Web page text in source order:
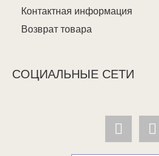
Контактная информация
Возврат товара
СОЦИАЛЬНЫЕ СЕТИ